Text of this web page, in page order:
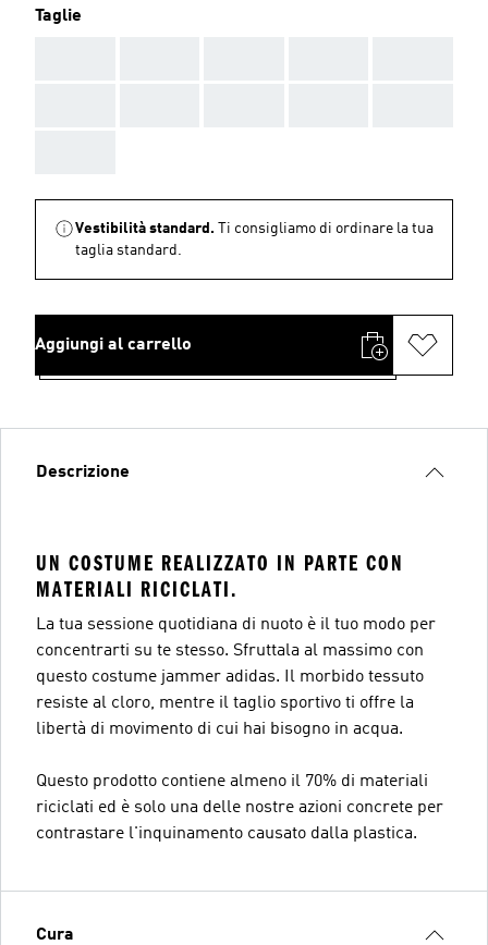
Taglie
Vestibilità standard.
Ti consigliamo di ordinare la tua
taglia standard.
Aggiungi al carrello
Descrizione
UN COSTUME REALIZZATO IN PARTE CON
MATERIALI RICICLATI.
La tua sessione quotidiana di nuoto è il tuo modo per
concentrarti su te stesso. Sfruttala al massimo con
questo costume jammer adidas. Il morbido tessuto
resiste al cloro, mentre il taglio sportivo ti offre la
libertà di movimento di cui hai bisogno in acqua.
Questo prodotto contiene almeno il 70% di materiali
riciclati ed è solo una delle nostre azioni concrete per
contrastare l'inquinamento causato dalla plastica.
Cura